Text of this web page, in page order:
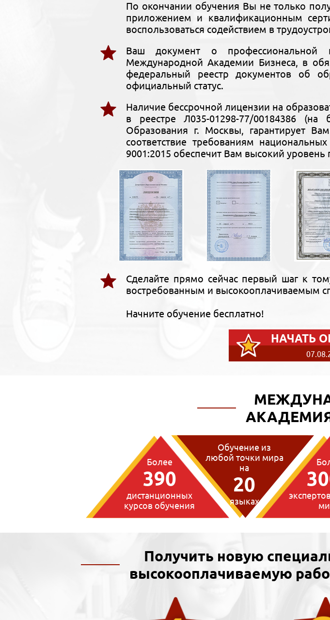
По окончании обучения Вы не только
приложением и квалификационным
воспользоваться содействием в
Ваш документ о профессиональной
Международной Академии Бизнеса, в
федеральный реестр документов об
официальный статус.
Наличие бессрочной лицензии на
в реестре Л035-01298-77/00184386
Образования г. Москвы, гарантирует
соответствие требованиям
9001:2015 обеспечит Вам высокий уровень
Сделайте прямо сейчас первый шаг к
востребованным и высокооплачиваемым
Начните обучение бесплатно!
НАЧАТЬ
Более
390
дистанционных
курсов обучения
Обучение из
любой точки мира
на
20
языках
Получить новую
высокооплачиваемую